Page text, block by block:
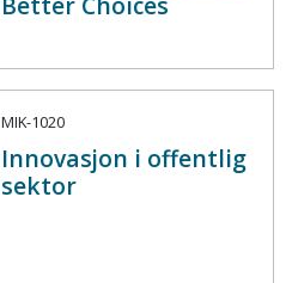
MIK-1020
Innovasjon i offentlig
sektor